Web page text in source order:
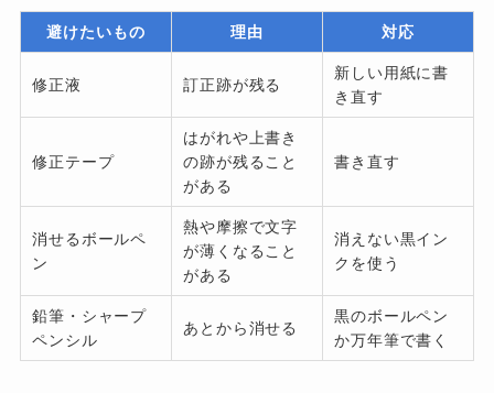
避けたいもの 理由 対応
修正液 訂正跡が残る
新しい用紙に書
き直す
修正テープ
はがれや上書き
の跡が残ること
がある
書き直す
消せるボールペ
ン
熱や摩擦で文字
が薄くなること
がある
消えない黒イン
クを使う
鉛筆・シャープ
ペンシル
あとから消せる
黒のボールペン
か万年筆で書く